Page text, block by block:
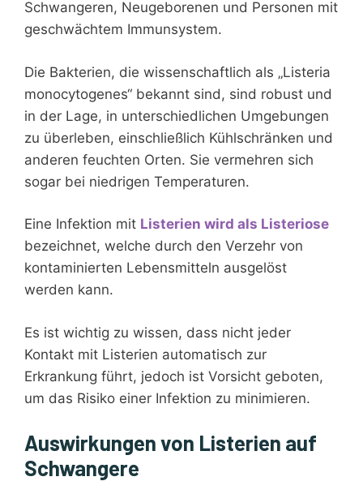
Schwangeren, Neugeborenen und Personen mit
geschwächtem Immunsystem.
Die Bakterien, die wissenschaftlich als „Listeria
monocytogenes“ bekannt sind, sind robust und
in der Lage, in unterschiedlichen Umgebungen
zu überleben, einschließlich Kühlschränken und
anderen feuchten Orten. Sie vermehren sich
sogar bei niedrigen Temperaturen.
Eine Infektion mit Listerien wird als Listeriose
bezeichnet, welche durch den Verzehr von
kontaminierten Lebensmitteln ausgelöst
werden kann.
Es ist wichtig zu wissen, dass nicht jeder
Kontakt mit Listerien automatisch zur
Erkrankung führt, jedoch ist Vorsicht geboten,
um das Risiko einer Infektion zu minimieren.
Auswirkungen von Listerien auf
Schwangere